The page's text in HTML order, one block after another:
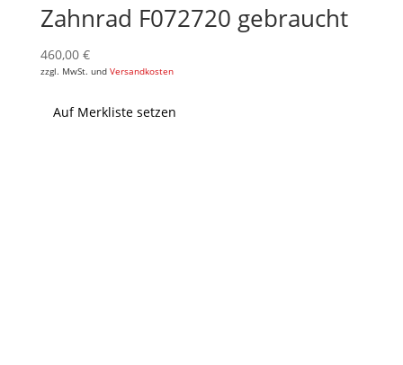
Zahnrad F072720 gebraucht
460,00 €
zzgl. MwSt. und Versandkosten
Auf Merkliste setzen